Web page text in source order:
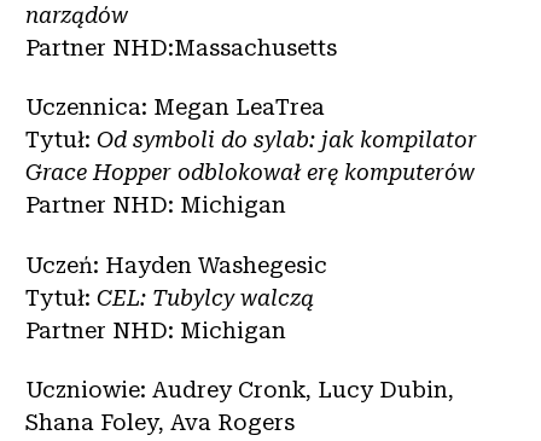
narządów
Partner NHD:Massachusetts
Uczennica: Megan LeaTrea
Tytuł: Od symboli do sylab: jak kompilator
Grace Hopper odblokował erę komputerów
Partner NHD: Michigan
Uczeń: Hayden Washegesic
Tytuł: CEL: Tubylcy walczą
Partner NHD: Michigan
Uczniowie: Audrey Cronk, Lucy Dubin,
Shana Foley, Ava Rogers